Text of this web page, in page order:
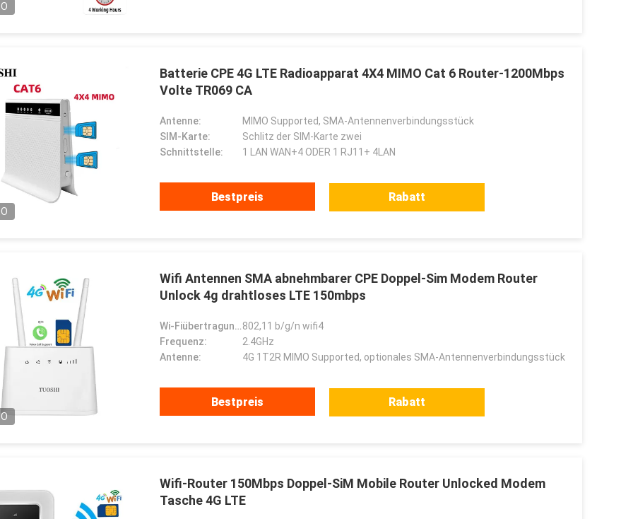
Batterie CPE 4G LTE Radioapparat 4X4 MIMO Cat 6 Router-1200Mbps
Volte TR069 CA
Antenne:
MIMO Supported, SMA-Antennenverbindungsstück
SIM-Karte:
Schlitz der SIM-Karte zwei
Schnittstelle:
1 LAN WAN+4 ODER 1 RJ11+ 4LAN
Bestpreis Rabatt
Wifi Antennen SMA abnehmbarer CPE Doppel-Sim Modem Router
Unlock 4g drahtloses LTE 150mbps
Wi-Fiübertragungsstandard:802,11 b/g/n wifi4
Frequenz:
2.4GHz
Antenne:
4G 1T2R MIMO Supported, optionales SMA-Antennenverbindungsstück
Bestpreis Rabatt
Wifi-Router 150Mbps Doppel-SiM Mobile Router Unlocked Modem
Tasche 4G LTE